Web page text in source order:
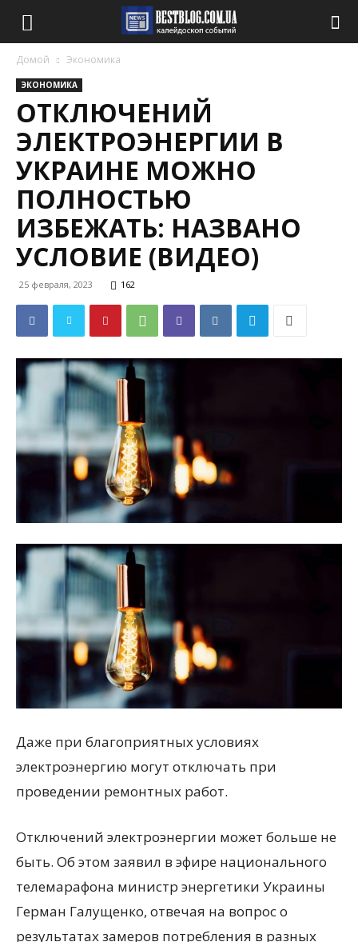
Домой Экономика
ЭКОНОМИКА
ОТКЛЮЧЕНИЙ
ЭЛЕКТРОЭНЕРГИИ В
УКРАИНЕ МОЖНО
ПОЛНОСТЬЮ
ИЗБЕЖАТЬ: НАЗВАНО
УСЛОВИЕ (ВИДЕО)
25 февраля, 2023 162
Даже при благоприятных условиях
электроэнергию могут отключать при
проведении ремонтных работ.
Отключений электроэнергии может больше не
быть. Об этом заявил в эфире национального
телемарафона министр энергетики Украины
Герман Галущенко, отвечая на вопрос о
результатах замеров потребления в разных